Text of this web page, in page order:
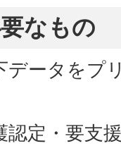
なもの
データを
認定・要支